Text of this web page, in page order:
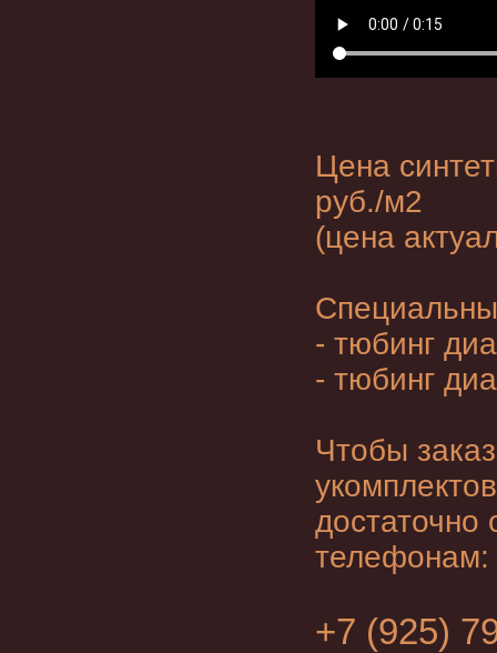
Цена
руб./м2
(цена
- тюбинг
- тюбинг
Чтобы
достаточно
телефонам:
+7 (925)